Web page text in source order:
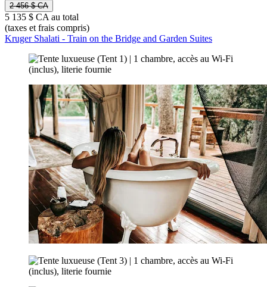
2 456 $ CA
5 135 $ CA au total
(taxes et frais compris)
Kruger Shalati - Train on the Bridge and Garden Suites